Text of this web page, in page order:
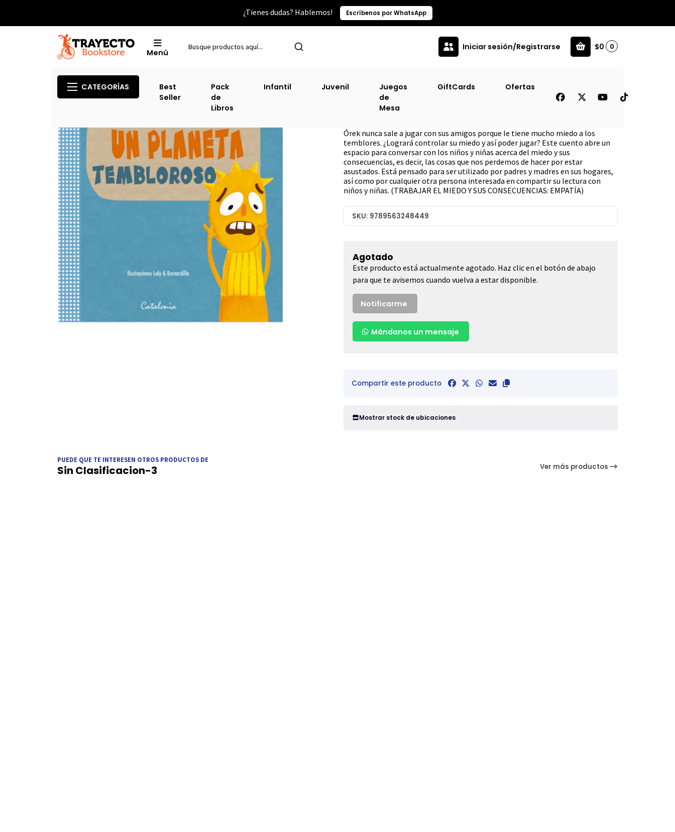
¿Tienes dudas? Hablemos! Escríbenos por WhatsApp
Menú
Iniciar sesión/Registrarse $0 0
CATEGORÍAS
Best
Seller
Pack
de
Libros
Infantil Juvenil
Juegos
de
Mesa
GiftCards Ofertas
Un Planeta Tembloroso
Órek nunca sale a jugar con sus amigos porque le tiene mucho miedo a los
temblores. ¿Logrará controlar su miedo y así poder jugar? Este cuento abre un
espacio para conversar con los niños y niñas acerca del miedo y sus
consecuencias, es decir, las cosas que nos perdemos de hacer por estar
asustados. Está pensado para ser utilizado por padres y madres en sus hogares,
así como por cualquier otra persona interesada en compartir su lectura con
niños y niñas. (TRABAJAR EL MIEDO Y SUS CONSECUENCIAS: EMPATÍA)
SKU: 9789563248449
Agotado
Este producto está actualmente agotado. Haz clic en el botón de abajo
para que te avisemos cuando vuelva a estar disponible.
Notificarme
Mándanos un mensaje
Compartir este producto
Mostrar stock de ubicaciones
PUEDE QUE TE INTERESEN OTROS PRODUCTOS DE
Sin Clasificacion-3 Ver más productos